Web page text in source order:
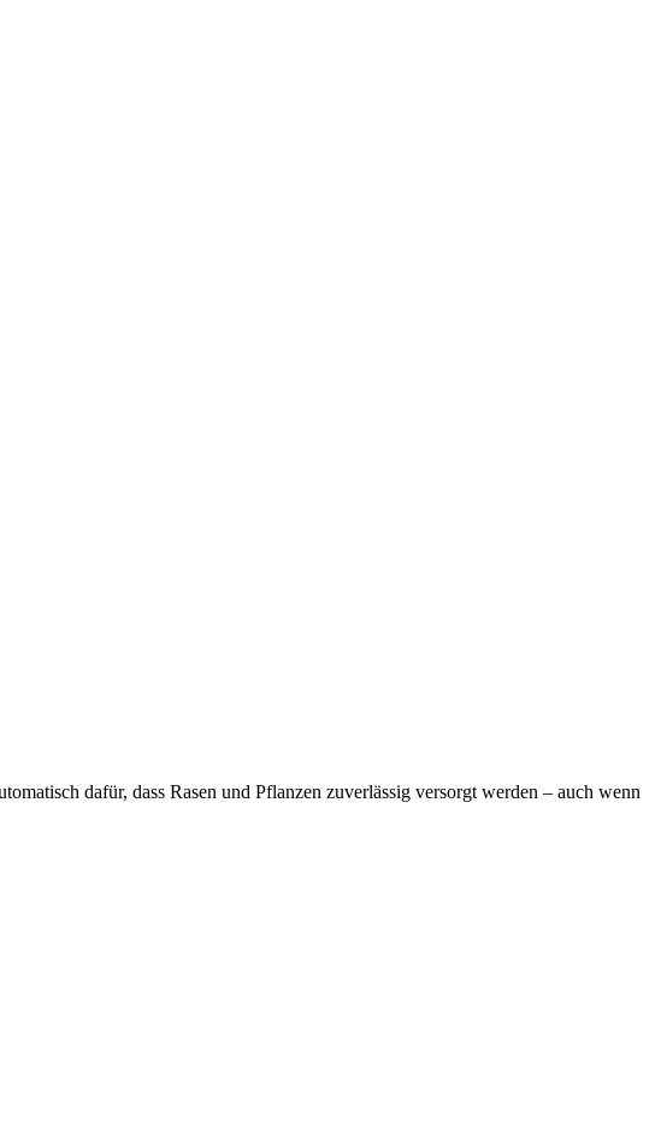
dafür, dass Rasen und Pflanzen zuverlässig versorgt werden – auch wenn